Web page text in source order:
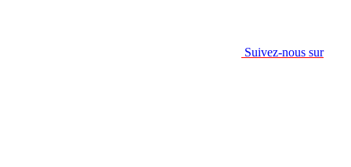
Suivez-nous sur